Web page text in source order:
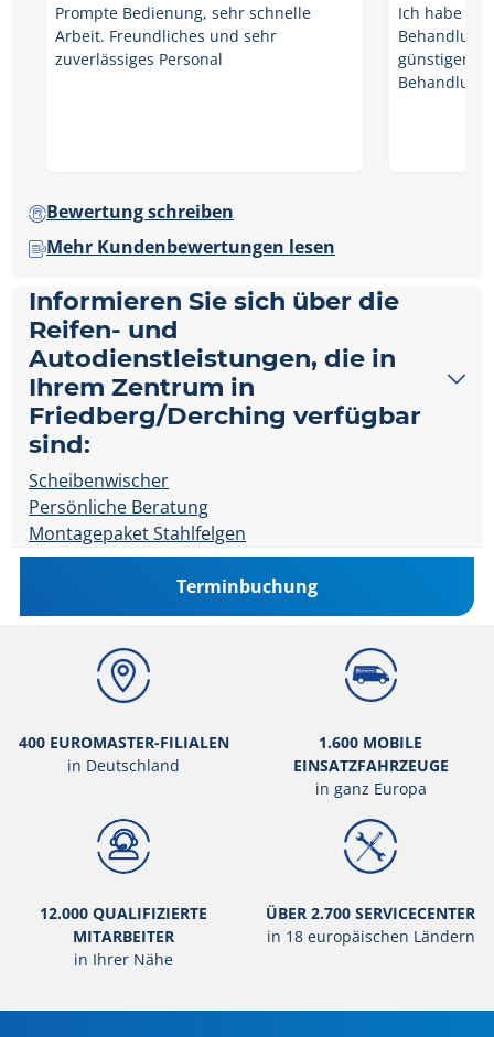
Prompte Bedienung, sehr schnelle
Arbeit. Freundliches und sehr
zuverlässiges Personal
Ich habe
günstigen
Behandlung
Bewertung schreiben
Mehr Kundenbewertungen lesen
Informieren Sie sich über die
Reifen- und
Autodienstleistungen, die in
Ihrem Zentrum in
Friedberg/Derching verfügbar
sind:
Scheibenwischer
Persönliche Beratung
Montagepaket Stahlfelgen
Terminbuchung
400 EUROMASTER-FILIALEN
in Deutschland
1.600 MOBILE
EINSATZFAHRZEUGE
in ganz Europa
12.000 QUALIFIZIERTE
MITARBEITER
in Ihrer Nähe
ÜBER 2.700 SERVICECENTER
in 18 europäischen Ländern